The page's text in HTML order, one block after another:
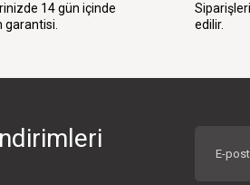
14 gün içinde
garantisi.
edilir.